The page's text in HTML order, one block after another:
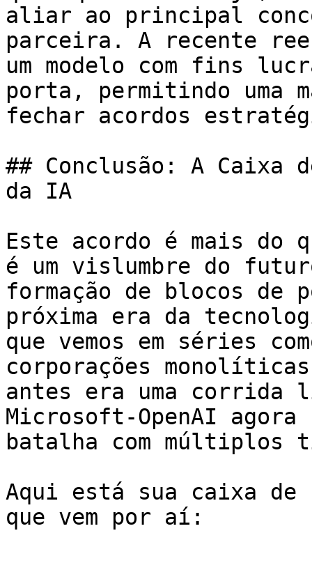
aliar ao principal
parceira. A recente
um modelo com fins
porta, permitindo uma
fechar acordos
## Conclusão: A Caixa
da IA
Este acordo é mais do
é um vislumbre do
formação de blocos de
próxima era da
que vemos em séries
corporações
antes era uma corrida
Microsoft-OpenAI agora
batalha com múltiplos
Aqui está sua caixa de
que vem por aí: